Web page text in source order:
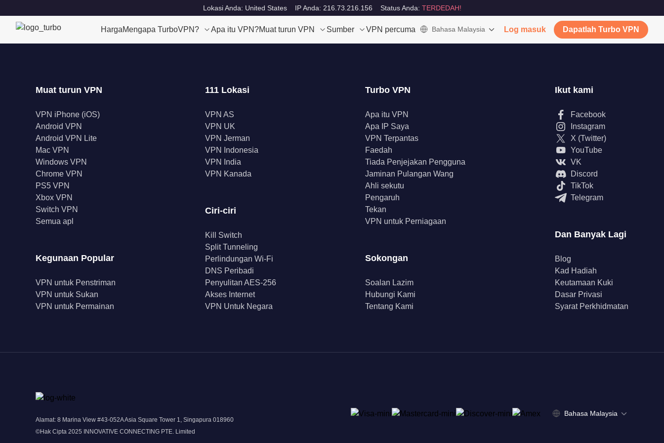
Lokasi Anda: United States IP Anda: 216.73.216.156 Status Anda: TERDEDAH!
HargaMengapa TurboVPN? Apa itu VPN?Muat turun VPN Sumber VPN percuma Bahasa Malaysia Log masuk Dapatlah Turbo VPN
Muat turun VPN
VPN iPhone (iOS)
Android VPN
Android VPN Lite
Mac VPN
Windows VPN
Chrome VPN
PS5 VPN
Xbox VPN
Switch VPN
Semua apl
Kegunaan Popular
VPN untuk Penstriman
VPN untuk Sukan
VPN untuk Permainan
111 Lokasi
VPN AS
VPN UK
VPN Jerman
VPN Indonesia
VPN India
VPN Kanada
Ciri-ciri
Kill Switch
Split Tunneling
Perlindungan Wi-Fi
DNS Peribadi
Penyulitan AES-256
Akses Internet
VPN Untuk Negara
Turbo VPN
Apa itu VPN
Apa IP Saya
VPN Terpantas
Faedah
Tiada Penjejakan Pengguna
Jaminan Pulangan Wang
Ahli sekutu
Pengaruh
Tekan
VPN untuk Perniagaan
Sokongan
Soalan Lazim
Hubungi Kami
Tentang Kami
Ikut kami
Facebook
Instagram
X (Twitter)
YouTube
VK
Discord
TikTok
Telegram
Dan Banyak Lagi
Blog
Kad Hadiah
Keutamaan Kuki
Dasar Privasi
Syarat Perkhidmatan
Alamat: 8 Marina View #43-052A Asia Square Tower 1, Singapura 018960
©Hak Cipta 2025 INNOVATIVE CONNECTING PTE. Limited
Bahasa Malaysia